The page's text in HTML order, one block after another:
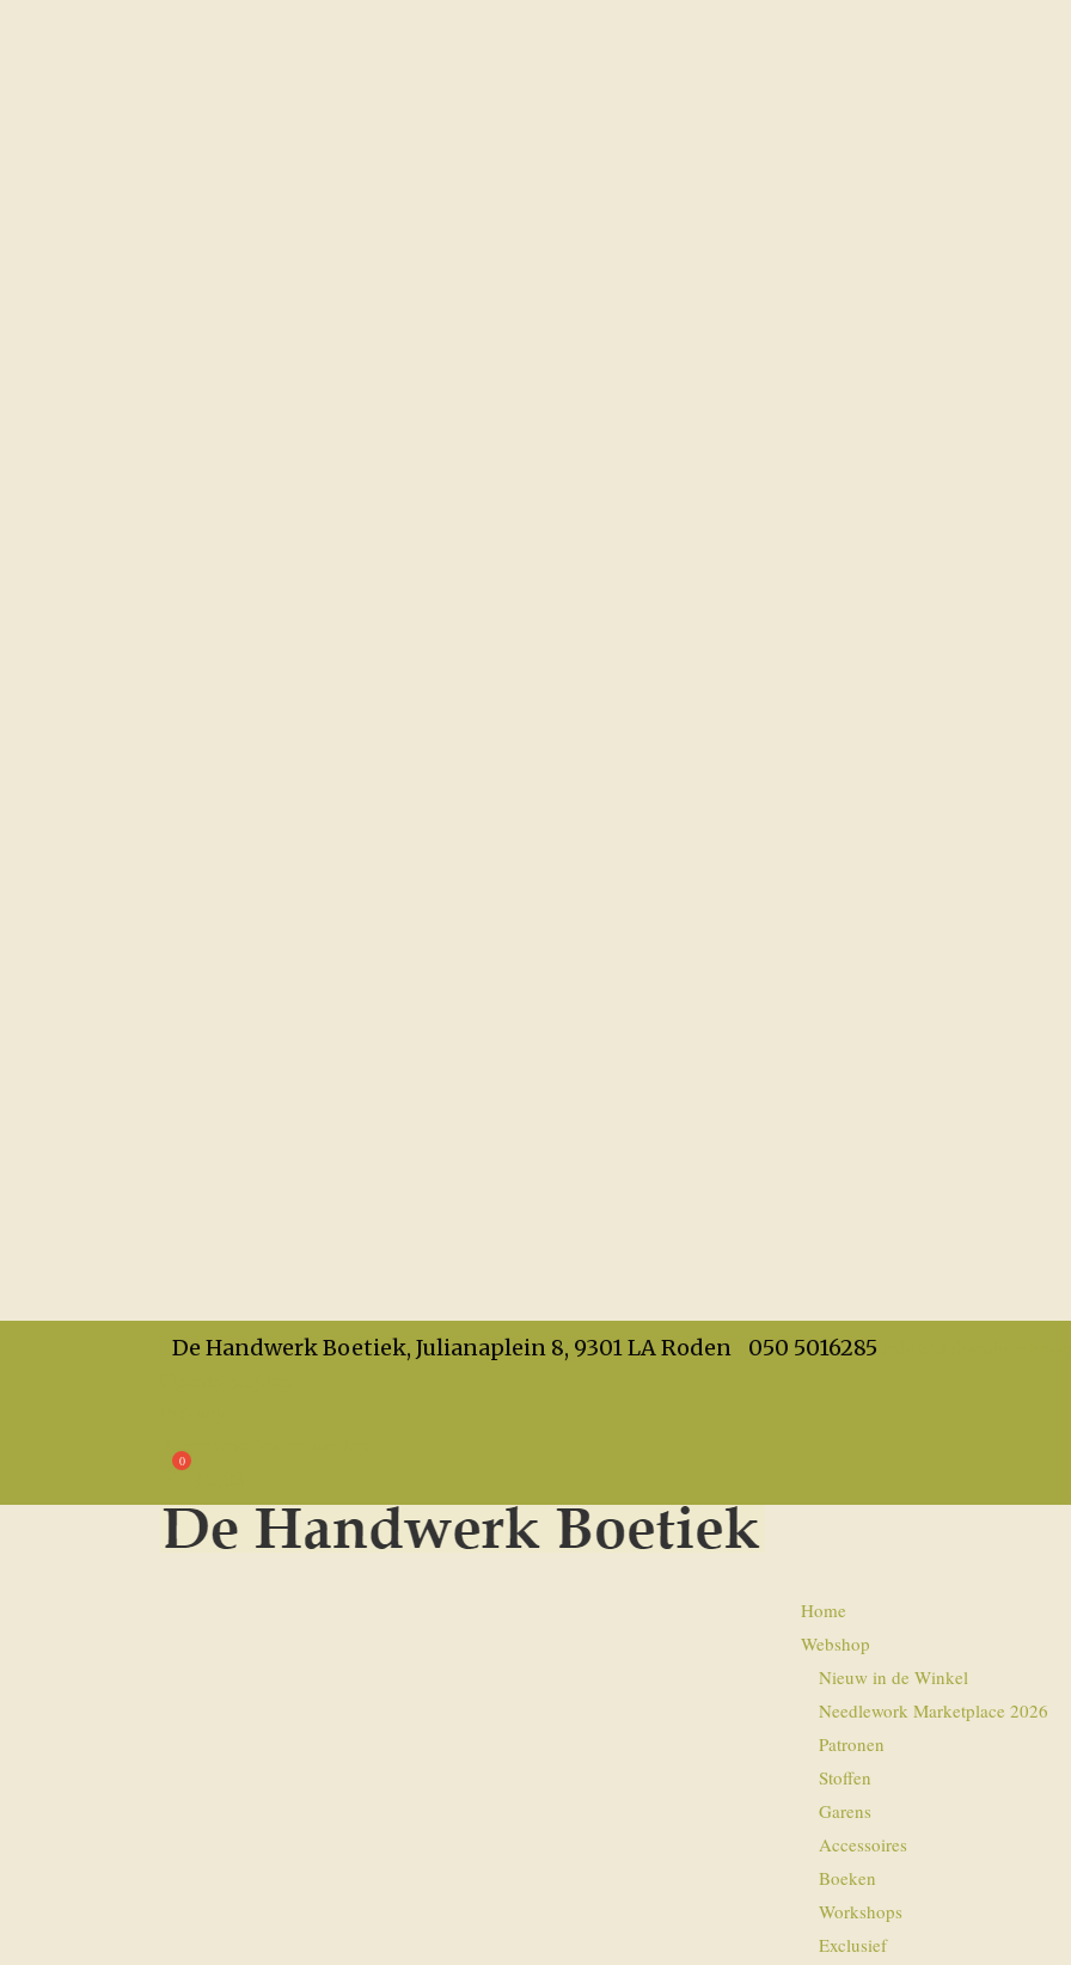
De Handwerk Boetiek, Julianaplein 8, 9301 LA Roden 050 5016285
Algemene Voorwaarden
Home
Webshop
Nieuw in de Winkel
Needlework Marketplace 2026
Patronen
Stoffen
Garens
Accessoires
Boeken
Workshops
Exclusief